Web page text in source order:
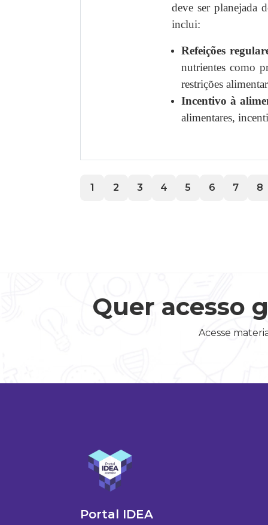
deve ser planejada
inclui:
Refeições
nutrientes como
restrições
Incentivo à
alimentares,
1 2 3 4 5 6 7 8
Quer acesso
Acesse
Portal IDEA